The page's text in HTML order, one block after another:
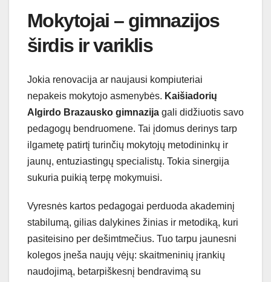
Mokytojai – gimnazijos
širdis ir variklis
Jokia renovacija ar naujausi kompiuteriai
nepakeis mokytojo asmenybės. Kaišiadorių
Algirdo Brazausko gimnazija gali didžiuotis savo
pedagogų bendruomene. Tai įdomus derinys tarp
ilgametę patirtį turinčių mokytojų metodininkų ir
jaunų, entuziastingų specialistų. Tokia sinergija
sukuria puikią terpę mokymuisi.
Vyresnės kartos pedagogai perduoda akademinį
stabilumą, gilias dalykines žinias ir metodiką, kuri
pasiteisino per dešimtmečius. Tuo tarpu jaunesni
kolegos įneša naujų vėjų: skaitmeninių įrankių
naudojimą, betarpiškesnį bendravimą su